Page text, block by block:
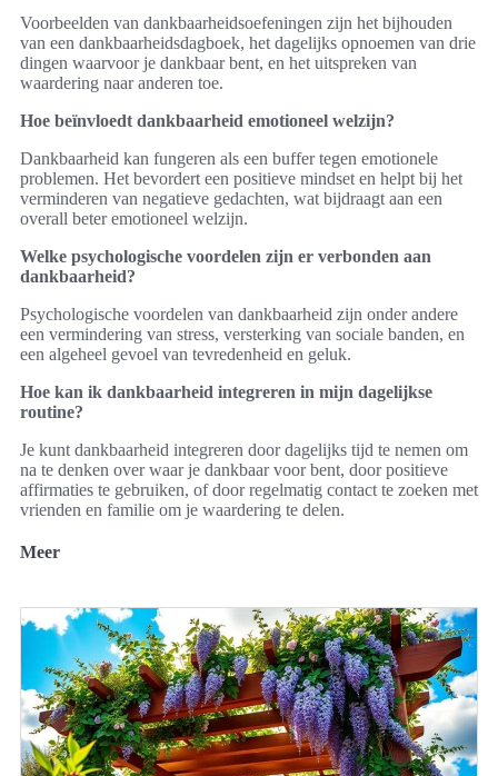
Voorbeelden van dankbaarheidsoefeningen zijn het bijhouden
van een dankbaarheidsdagboek, het dagelijks opnoemen van drie
dingen waarvoor je dankbaar bent, en het uitspreken van
waardering naar anderen toe.
Hoe beïnvloedt dankbaarheid emotioneel welzijn?
Dankbaarheid kan fungeren als een buffer tegen emotionele
problemen. Het bevordert een positieve mindset en helpt bij het
verminderen van negatieve gedachten, wat bijdraagt aan een
overall beter emotioneel welzijn.
Welke psychologische voordelen zijn er verbonden aan
dankbaarheid?
Psychologische voordelen van dankbaarheid zijn onder andere
een vermindering van stress, versterking van sociale banden, en
een algeheel gevoel van tevredenheid en geluk.
Hoe kan ik dankbaarheid integreren in mijn dagelijkse
routine?
Je kunt dankbaarheid integreren door dagelijks tijd te nemen om
na te denken over waar je dankbaar voor bent, door positieve
affirmaties te gebruiken, of door regelmatig contact te zoeken met
vrienden en familie om je waardering te delen.
Meer